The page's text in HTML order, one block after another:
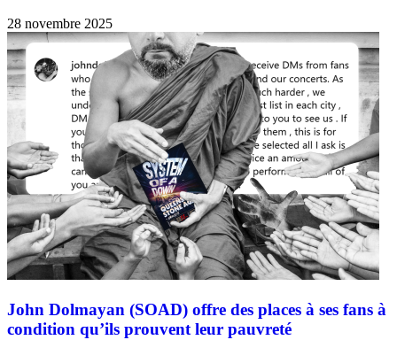
28 novembre 2025
John Dolmayan (SOAD) offre des places à ses fans à
condition qu’ils prouvent leur pauvreté